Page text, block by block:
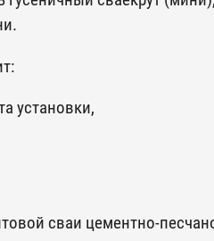
установки,
сваи цементно-